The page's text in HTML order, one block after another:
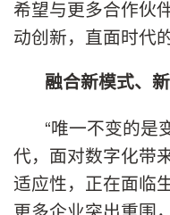
希望与更多合作伙
动创新，直面时代
融合新模式、
“唯一不变的是
代，面对数字化带
适应性，正在面临